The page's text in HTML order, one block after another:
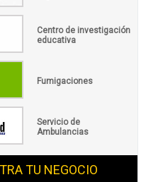
Centro de investigación
educativa
Fumigaciones
Servicio de
Ambulancias
TU NEGOCIO